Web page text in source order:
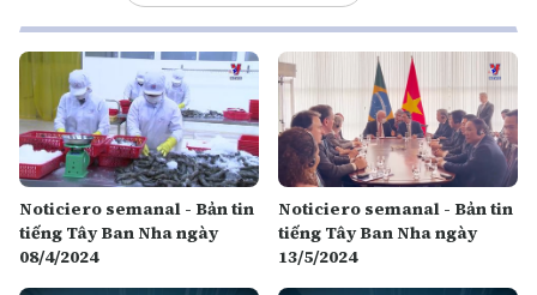
Noticiero semanal - Bản tin
tiếng Tây Ban Nha ngày
08/4/2024
Noticiero semanal - Bản tin
tiếng Tây Ban Nha ngày
13/5/2024